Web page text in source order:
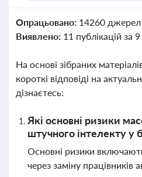
Опрацьовано: 14260 джерел
Виявлено: 11 публікацій за
На основі зібраних
короткі відповіді на
дізнаєтесь:
Які основні ризики
штучного інтелекту у
Основні ризики
через заміну працівників